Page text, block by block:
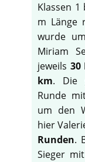
Klassen
m Länge
wurde
Miriam
jeweils 30
km. Die
Runde
um den
hier
Runden.
Sieger